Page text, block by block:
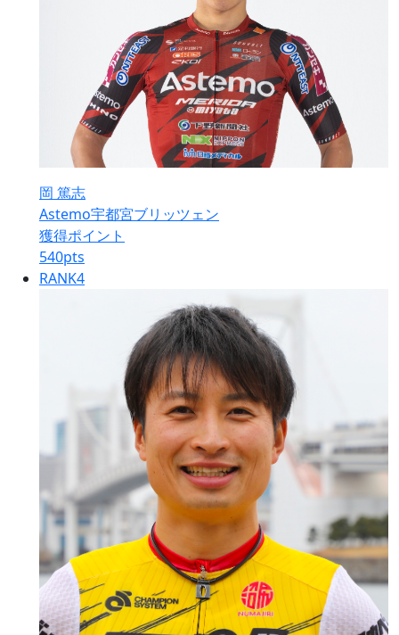
岡 篤志
Astemo宇都宮ブリッツェン
獲得ポイント
540pts
RANK4